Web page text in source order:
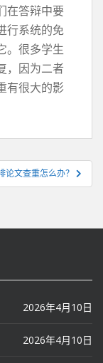
在答辩中要
行系统的免
。很多学生
，因为二者
有很大的影
论文查重怎么办？
2026年4月10日
2026年4月10日